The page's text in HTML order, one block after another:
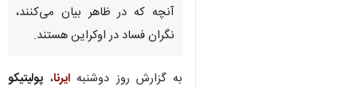
آنچه که در ظاهر بیان می‌کنند،
نگران فساد در اوکراین هستند.
به گزارش روز دوشنبه ایرنا، پولیتیکو